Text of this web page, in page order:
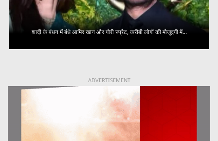
शादी के बंधन में बंधे आमिर खान और गौरी स्प्रैट, करीबी लोगों की मौजूदगी में...
ADVERTISEMENT